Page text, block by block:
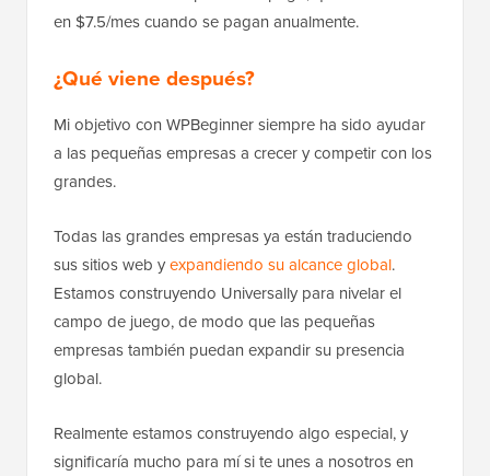
en $7.5/mes cuando se pagan anualmente.
¿Qué viene después?
Mi objetivo con WPBeginner siempre ha sido ayudar
a las pequeñas empresas a crecer y competir con los
grandes.
Todas las grandes empresas ya están traduciendo
sus sitios web yexpandiendo su alcance global.
Estamos construyendo Universally para nivelar el
campo de juego, de modo que las pequeñas
empresas también puedan expandir su presencia
global.
Realmente estamos construyendo algo especial, y
significaría mucho para mí si te unes a nosotros en